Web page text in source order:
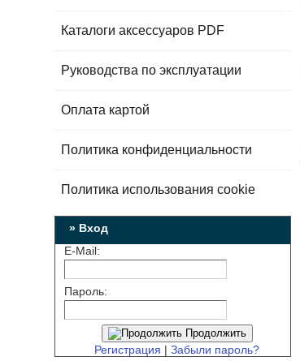
Каталоги аксессуаров PDF
Руководства по эксплуатации
Оплата картой
Политика конфиденциальности
Политика использования cookie
» Вход
E-Mail:
Пароль:
Продолжить
Регистрация |Забыли пароль?